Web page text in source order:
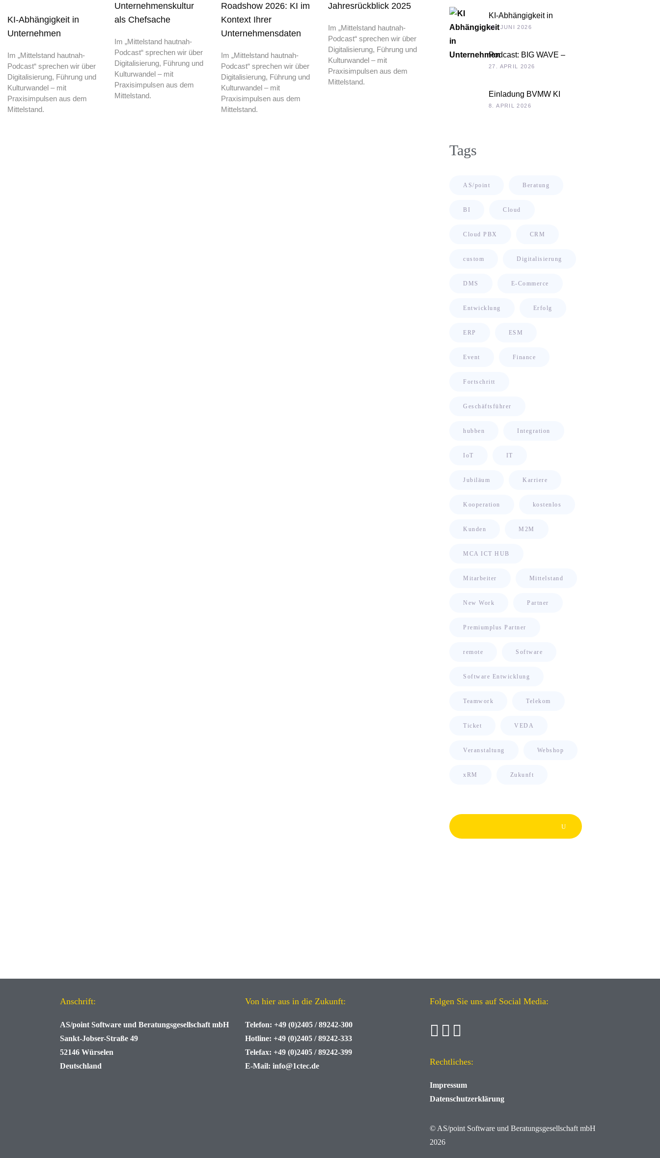
KI-Abhängigkeit in
Unternehmen
Im „Mittelstand hautnah-
Podcast“ sprechen wir über
Digitalisierung, Führung und
Kulturwandel – mit
Praxisimpulsen aus dem
Mittelstand.
Unternehmenskultur
als Chefsache
Im „Mittelstand hautnah-
Podcast“ sprechen wir über
Digitalisierung, Führung und
Kulturwandel – mit
Praxisimpulsen aus dem
Mittelstand.
Roadshow 2026: KI im
Kontext Ihrer
Unternehmensdaten
Im „Mittelstand hautnah-
Podcast“ sprechen wir über
Digitalisierung, Führung und
Kulturwandel – mit
Praxisimpulsen aus dem
Mittelstand.
Jahresrückblick 2025
Im „Mittelstand hautnah-
Podcast“ sprechen wir über
Digitalisierung, Führung und
Kulturwandel – mit
Praxisimpulsen aus dem
Mittelstand.
KI-Abhängigkeit in
Unternehmen
15. JUNI 2026
Podcast: BIG WAVE –
Unternehmenskultur als
27. APRIL 2026
Einladung BVMW KI
Roadshow 2026: KI im
8. APRIL 2026
Tags
AS/point Beratung
BI Cloud
Cloud PBX CRM
custom Digitalisierung
DMS E-Commerce
Entwicklung Erfolg
ERP ESM
Event Finance
Fortschritt
Geschäftsführer
hubben Integration
IoT IT
Jubiläum Karriere
Kooperation kostenlos
Kunden M2M
MCA ICT HUB
Mitarbeiter Mittelstand
New Work Partner
Premiumplus Partner
remote Software
Software Entwicklung
Teamwork Telekom
Ticket VEDA
Veranstaltung Webshop
xRM Zukunft
Anschrift:
AS/point Software und Beratungsgesellschaft mbH
Sankt-Jobser-Straße 49
52146 Würselen
Deutschland
Von hier aus in die Zukunft:
Telefon: +49 (0)2405 / 89242-300
Hotline: +49 (0)2405 / 89242-333
Telefax: +49 (0)2405 / 89242-399
E-Mail: info@1ctec.de
Folgen Sie uns auf Social Media:
Rechtliches:
Impressum
Datenschutzerklärung
© AS/point Software und Beratungsgesellschaft mbH
2026